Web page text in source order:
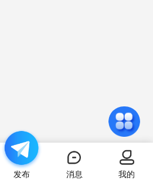
发布 消息 我的